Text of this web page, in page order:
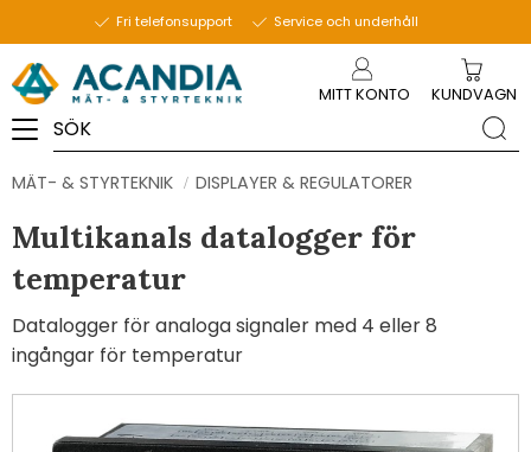
Fri telefonsupport Service och underhåll
MITT KONTO KUNDVAGN
MÄT- & STYRTEKNIK DISPLAYER & REGULATORER
Multikanals datalogger för
temperatur
Datalogger för analoga signaler med 4 eller 8
ingångar för temperatur